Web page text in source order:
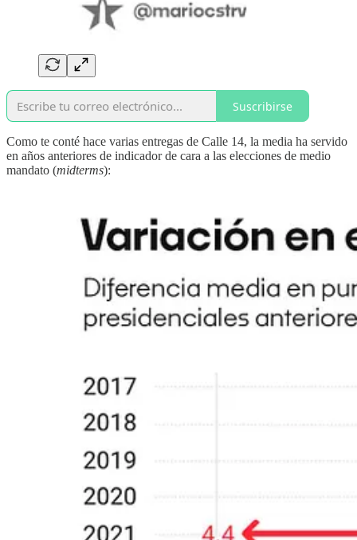
Suscribirse
Como te conté hace varias entregas de Calle 14, la media ha servido
en años anteriores de indicador de cara a las elecciones de medio
mandato (midterms):